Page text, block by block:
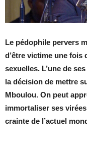
Le pédophile pervers
d’être victime une fois
sexuelles. L’une de
la décision de mettre
Mboulou. On peut
immortaliser ses
crainte de l’actuel